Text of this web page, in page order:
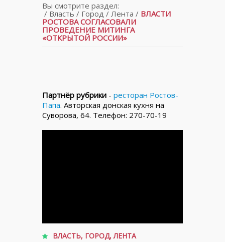
Вы смотрите раздел:
/ Власть / Город / Лента / ВЛАСТИ
РОСТОВА СОГЛАСОВАЛИ
ПРОВЕДЕНИЕ МИТИНГА
«ОТКРЫТОЙ РОССИИ»
Партнёр рубрики - ресторан Ростов-
Папа. Авторская донская кухня на
Суворова, 64. Телефон: 270-70-19
ВЛАСТЬ, ГОРОД,ЛЕНТА